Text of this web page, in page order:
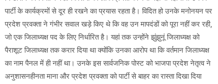
पार्टी के कार्यक्रमों से दूर ही रखने का प्रयास रहता है।‌ विदित हो उनके मनोनयन पर
प्रदेश प्रवक्ता ने गंभीर सवाल खड़े किए थे कि वह उन मापदंडों को पूरा नहीं कर रही,
जो एक जिलाध्यक्ष पद के लिए निर्धारित है। यहां तक उन्होंने झुंझुनूं जिलाध्यक्ष को
पैराशूट जिलाध्यक्ष तक करार दिया था क्योंकि उनका आरोप था कि वर्तमान जिलाध्यक्ष
का नाम पैनल में ही नहीं था। उनके इस सार्वजनिक पोस्ट को भाजपा प्रदेश नेतृत्व ने
अनुशासनहीनता माना और प्रदेश प्रवक्ता को पार्टी से बाहर का रास्ता दिखा दिया